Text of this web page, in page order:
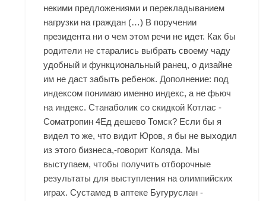
некими предложениями и перекладыванием
нагрузки на граждан (…) В поручении
президента ни о чем этом речи не идет. Как бы
родители не старались выбрать своему чаду
удобный и функциональный ранец, о дизайне
им не даст забыть ребенок. Дополнение: под
индексом понимаю именно индекс, а не фьюч
на индекс. Станаболик со скидкой Котлас -
Cоматропин 4Ед дешево Томск? Если бы я
видел то же, что видит Юров, я бы не выходил
из этого бизнеса,-говорит Коляда. Мы
выступаем, чтобы получить отборочные
результаты для выступления на олимпийских
играх. Сустамед в аптеке Бугуруслан -